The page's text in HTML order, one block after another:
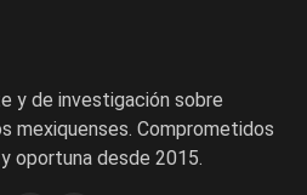
y de investigación sobre
mexiquenses. Comprometidos
oportuna desde 2015.